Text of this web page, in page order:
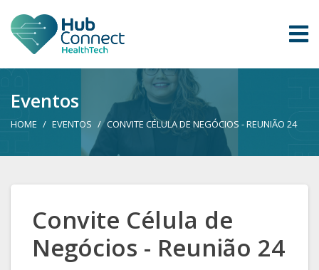
Eventos
HOME EVENTOS CONVITE CÉLULA DE NEGÓCIOS - REUNIÃO 24
Convite Célula de
Negócios - Reunião 24